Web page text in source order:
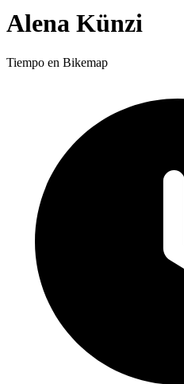
Alena Künzi
Tiempo en Bikemap